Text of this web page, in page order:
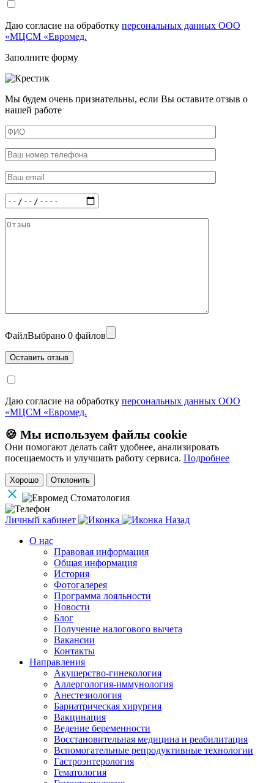
Даю согласие на обработку персональных данных ООО
«МЦСМ «Евромед.
Заполните форму
Мы будем очень признательны, если Вы оставите отзыв о
нашей работе
ФайлВыбрано 0 файлов
Даю согласие на обработку персональных данных ООО
«МЦСМ «Евромед.
🍪 Мы используем файлы cookie
Они помогают делать сайт удобнее, анализировать
посещаемость и улучшать работу сервиса. Подробнее
Хорошо Отклонить
Личный кабинет
Назад
О нас
Правовая информация
Общая информация
История
Фотогалерея
Программа лояльности
Новости
Блог
Получение налогового вычета
Вакансии
Контакты
Направления
Акушерство-гинекология
Аллергология-иммунология
Анестезиология
Бариатрическая хирургия
Вакцинация
Ведение беременности
Восстановительная медицина и реабилитация
Вспомогательные репродуктивные технологии
Гастроэнтерология
Гематология